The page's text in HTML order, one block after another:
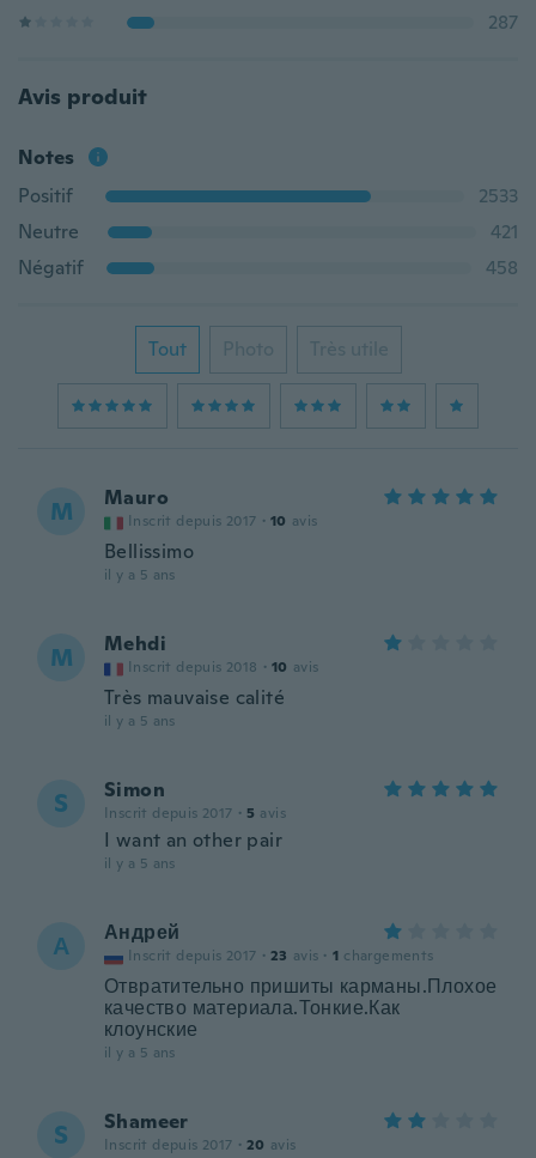
287
Avis produit
Notes
Positif
2533
Neutre
421
Négatif
458
Tout Photo Très utile
M Mauro
Inscrit depuis 2017 · 10 avis
Bellissimo
il y a 5 ans
M Mehdi
Inscrit depuis 2018 · 10 avis
Très mauvaise calité
il y a 5 ans
S Simon
Inscrit depuis 2017 · 5 avis
I want an other pair
il y a 5 ans
А Андрей
Inscrit depuis 2017 · 23 avis · 1 chargements
Отвратительно пришиты карманы.Плохое
качество материала.Тонкие.Как
клоунские
il y a 5 ans
S Shameer
Inscrit depuis 2017 · 20 avis